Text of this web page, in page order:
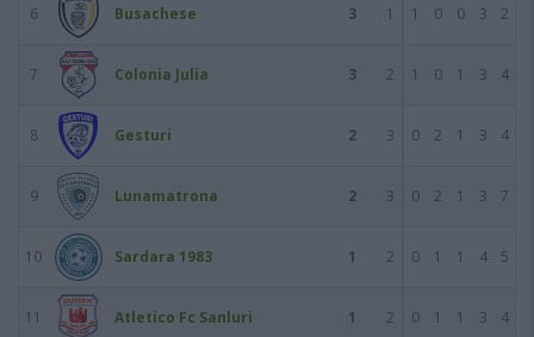
6 Busachese 3 1 1 0 0 3 2
7 Colonia Julia 3 2 1 0 1 3 4
8 Gesturi 2 3 0 2 1 3 4
9 Lunamatrona 2 3 0 2 1 3 7
10 Sardara 1983 1 2 0 1 1 4 5
11 Atletico Fc Sanluri 1 2 0 1 1 3 4